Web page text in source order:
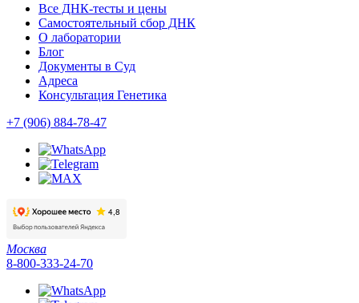
Все ДНК-тесты и цены
Самостоятельный сбор ДНК
О лаборатории
Блог
Документы в Суд
Адреса
Консультация Генетика
+7 (906) 884-78-47
Москва
8-800-333-24-70